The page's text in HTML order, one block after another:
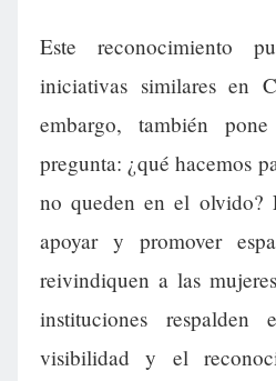
Este reconocimiento
iniciativas similares en
embargo, también
pregunta: ¿qué hacemos
no queden en el olvido?
apoyar y promover
reivindiquen a las
instituciones respalden
visibilidad y el